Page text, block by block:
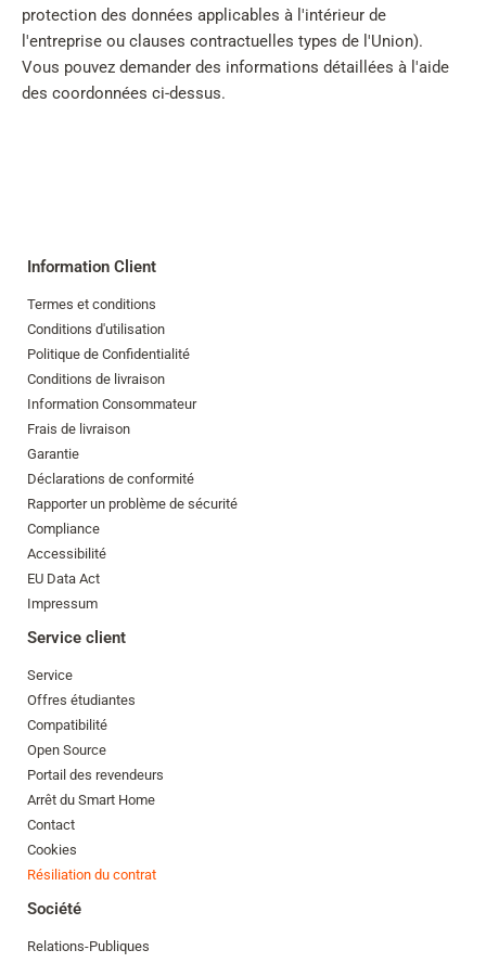
protection des données applicables à l'intérieur de
l'entreprise ou clauses contractuelles types de l'Union).
Vous pouvez demander des informations détaillées à l'aide
des coordonnées ci-dessus.
Information Client
Termes et conditions
Conditions d'utilisation
Politique de Confidentialité
Conditions de livraison
Information Consommateur
Frais de livraison
Garantie
Déclarations de conformité
Rapporter un problème de sécurité
Compliance
Accessibilité
EU Data Act
Impressum
Service client
Service
Offres étudiantes
Compatibilité
Open Source
Portail des revendeurs
Arrêt du Smart Home
Contact
Cookies
Résiliation du contrat
Société
Relations-Publiques